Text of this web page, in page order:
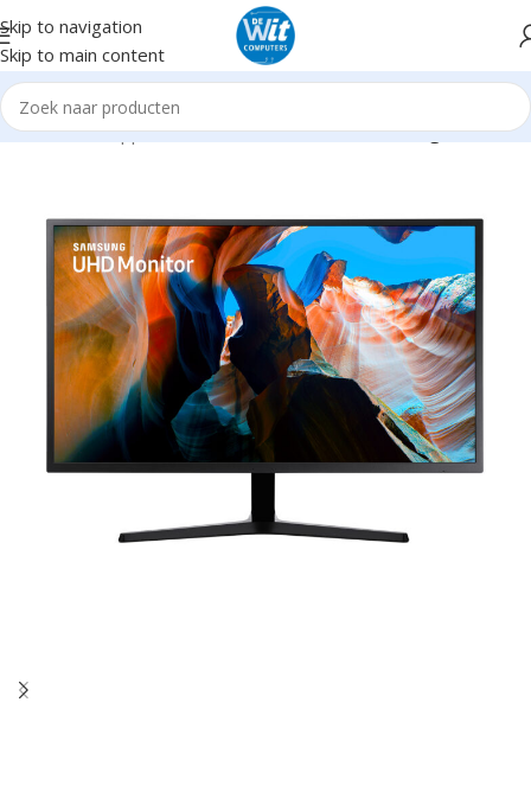
Skip to navigation
Skip to main content
Home Randapparatuur Monitoren 27" scherm en groter